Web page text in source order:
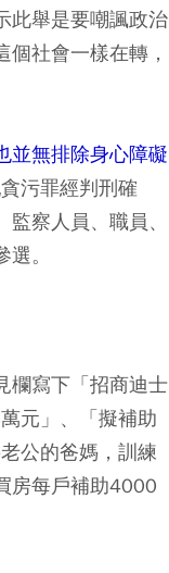
此舉是要嘲諷政治
社會一樣在轉，
並無排除身心障礙
污罪經判刑確
察人員、職員、
。
欄寫下「招商迪士
元」、「擬補助
公的爸媽，訓練
房每戶補助4000